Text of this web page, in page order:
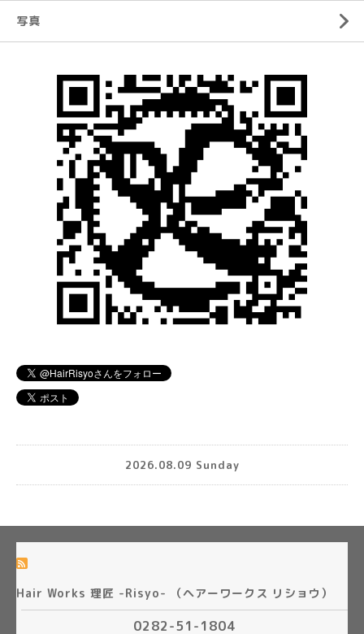
写真
2026.08.09 Sunday
Hair Works 理匠 -Risyo- （ヘアーワークス リショウ）
0282-51-1804